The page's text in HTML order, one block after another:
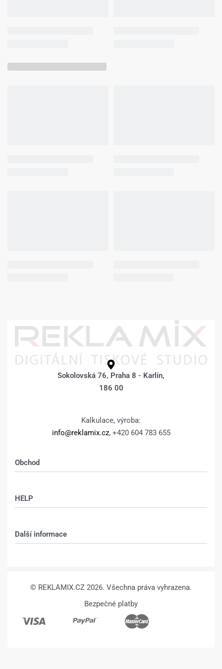
Sokolovská 76, Praha 8 - Karlín,
186 00
Kalkulace, výroba:
info@reklamix.cz, +420 604 783 655
Obchod
Můj účet – shop
HELP
Další informace
© REKLAMIX.CZ 2026. Všechna práva vyhrazena.
Bezpečné platby